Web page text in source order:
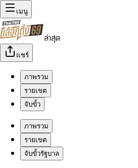
เมนู
ล่าสุด
แชร์
ภาพรวม
รายเขต
จับขั้ว
ภาพรวม
รายเขต
จับขั้วรัฐบาล